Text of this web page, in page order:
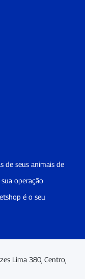
de seus animais de
operação
é o seu
Lima 380, Centro,